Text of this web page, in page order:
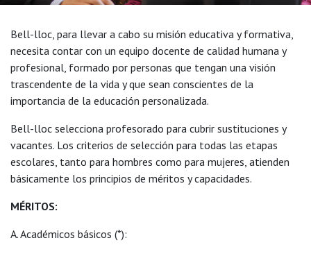
Bell-lloc, para llevar a cabo su misión educativa y formativa,
necesita contar con un equipo docente de calidad humana y
profesional, formado por personas que tengan una visión
trascendente de la vida y que sean conscientes de la
importancia de la educación personalizada.
Bell-lloc selecciona profesorado para cubrir sustituciones y
vacantes. Los criterios de selección para todas las etapas
escolares, tanto para hombres como para mujeres, atienden
básicamente los principios de méritos y capacidades.
MÉRITOS:
A. Académicos básicos (*):